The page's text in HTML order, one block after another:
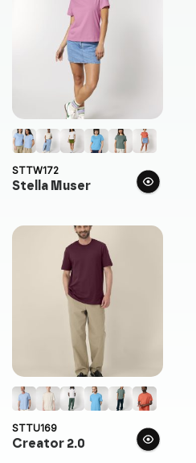
STTW172
Stella Muser
STTU169
Creator 2.0